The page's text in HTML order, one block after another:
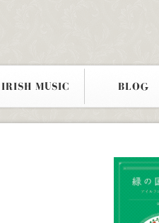
IRISH MUSIC BLOG